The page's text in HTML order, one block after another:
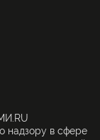
надзору в сфере